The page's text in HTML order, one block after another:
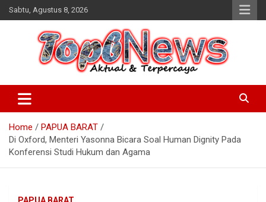
Skip
to
Sabtu, Agustus 8, 2026
Home
PAPUA BARAT
Di Oxford, Menteri Yasonna Bicara Soal Human Dignity Pada
Konferensi Studi Hukum dan Agama
PAPUA BARAT